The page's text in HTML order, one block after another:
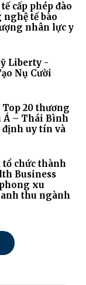
cấp phép đào
tế bào
nhân lực y
Liberty -
Nụ Cười
20 thương
Á – Thái Bình
định uy tín và
chức thành
Business
xu
thu ngành